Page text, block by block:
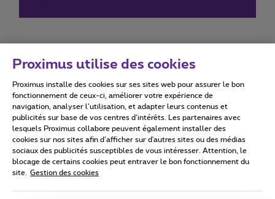
Conditions d'utilisation Accessibility statement
Tous droits réservés. © 2026 Proximus
Conditions générales, info consommateur
Proximus utilise des cookies
Proximus installe des cookies sur ses sites web pour assurer le bon
fonctionnement de ceux-ci, améliorer votre expérience de
navigation, analyser l’utilisation, et adapter leurs contenus et
publicités sur base de vos centres d’intérêts. Les partenaires avec
lesquels Proximus collabore peuvent également installer des
cookies sur nos sites afin d’afficher sur d'autres sites ou des médias
sociaux des publicités susceptibles de vous intéresser. Attention, le
blocage de certains cookies peut entraver le bon fonctionnement du
site.
Gestion des cookies